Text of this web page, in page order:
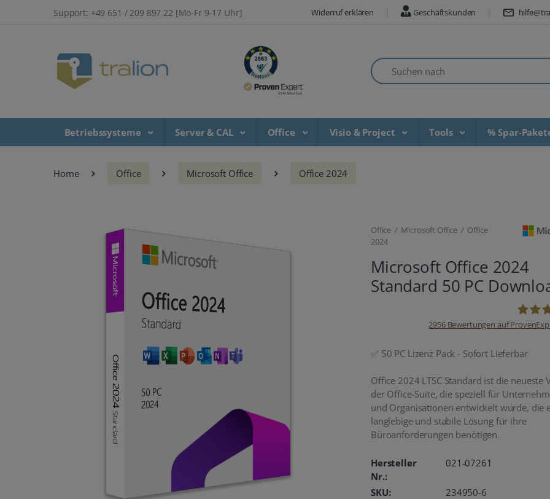
Support: +49 651 / 209 897 22 [Mo-Fr 9-17 Uhr] Widerruf erklären Geschäftskunden
Suchen nach
Betriebssysteme Server & CAL Office Visio & Project Tools % Spar-
Home Office Microsoft Office Office 2024
Office / Microsoft Office / Office
2024
Microsoft Office 2024
Standard 50 PC
2956Bewertungen auf
✅ 50 PC Lizenz Pack - Sofort Lieferbar
Office 2024 LTSC Standard ist die neueste
der Office-Suite, die speziell für
und Organisationen entwickelt wurde, die
langlebige und stabile Lösung für ihre
Büroanforderungen benötigen.
Hersteller
Nr.:
021-07261
SKU:
234950-6